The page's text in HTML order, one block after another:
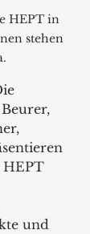
HEPT in
stehen
HEPT
und